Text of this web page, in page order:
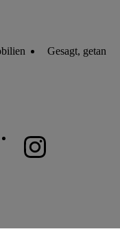
Gesagt, getan